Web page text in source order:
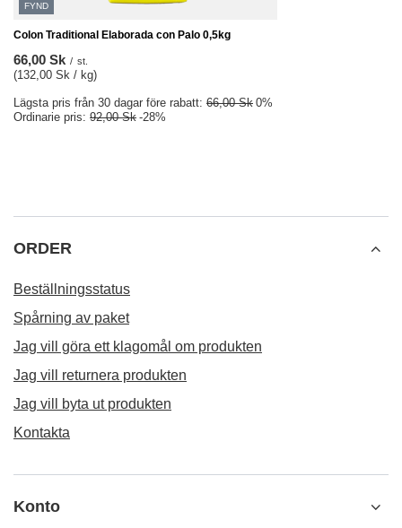
FYND
Colon Traditional Elaborada con Palo 0,5kg
66,00 Sk / st.
(132,00 Sk / kg)
Lägsta pris från 30 dagar före rabatt: 66,00 Sk 0%
Ordinarie pris: 92,00 Sk -28%
ORDER
Beställningsstatus
Spårning av paket
Jag vill göra ett klagomål om produkten
Jag vill returnera produkten
Jag vill byta ut produkten
Kontakta
Konto